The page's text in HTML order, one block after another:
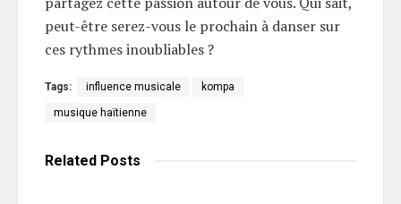
peut-être serez-vous le prochain à danser sur
ces rythmes inoubliables ?
Tags: influence musicale kompa
musique haïtienne
Related Posts